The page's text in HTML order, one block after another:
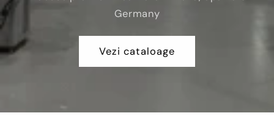
Germany
Vezi cataloage